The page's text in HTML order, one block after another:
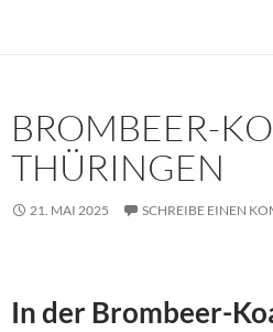
BROMBEER-
THÜRINGEN
21. MAI 2025 SCHREIBE EINEN
In der Brombeer-